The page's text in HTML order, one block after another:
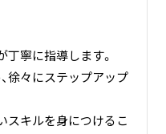
丁寧に指導します。
徐々にステップアップ
スキルを身につけるこ